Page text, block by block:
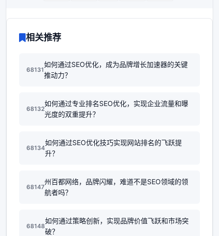
相关推荐
68131
如何通过SEO优化，成为品牌增长加速器的关键
推动力？
68132
如何通过专业排名SEO优化，实现企业流量和曝
光度的双重提升？
68134
如何通过SEO优化技巧实现网站排名的飞跃提
升？
68147
州百都网络，品牌闪耀，难道不是SEO领域的领
航者吗？
68148
如何通过策略创新，实现品牌价值飞跃和市场突
破？